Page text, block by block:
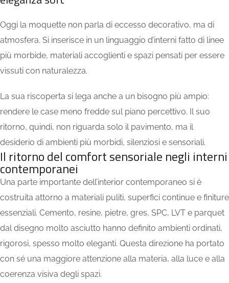
Oggi la moquette non parla di eccesso decorativo, ma di
atmosfera. Si inserisce in un linguaggio d’interni fatto di linee
più morbide, materiali accoglienti e spazi pensati per essere
vissuti con naturalezza.
La sua riscoperta si lega anche a un bisogno più ampio:
rendere le case meno fredde sul piano percettivo. Il suo
ritorno, quindi, non riguarda solo il pavimento, ma il
desiderio di ambienti più morbidi, silenziosi e sensoriali.
Il ritorno del comfort sensoriale negli interni
contemporanei
Una parte importante dell’interior contemporaneo si è
costruita attorno a materiali puliti, superfici continue e finiture
essenziali. Cemento, resine, pietre, gres, SPC, LVT e parquet
dal disegno molto asciutto hanno definito ambienti ordinati,
rigorosi, spesso molto eleganti. Questa direzione ha portato
con sé una maggiore attenzione alla materia, alla luce e alla
coerenza visiva degli spazi.